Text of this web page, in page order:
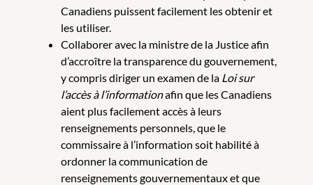
Canadiens puissent facilement les obtenir et
les utiliser.
Collaborer avec la ministre de la Justice afin
d’accroître la transparence du gouvernement,
y compris diriger un examen de la Loi sur
l’accès à l’informationafin que les Canadiens
aient plus facilement accès à leurs
renseignements personnels, que le
commissaire à l’information soit habilité à
ordonner la communication de
renseignements gouvernementaux et que